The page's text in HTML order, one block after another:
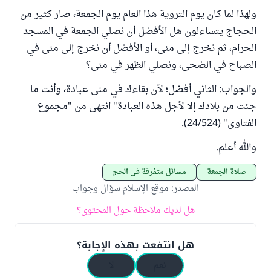
ولهذا لما كان يوم التروية هذا العام يوم الجمعة، صار كثير من
الحجاج يتساءلون هل الأفضل أن نصلي الجمعة في المسجد
الحرام، ثم نخرج إلى منى، أو الأفضل أن نخرج إلى منى في
الصباح في الضحى، ونصلي الظهر في منى؟
والجواب: الثاني أفضل؛ لأن بقاءك في منى عبادة، وأنت ما
جئت من بلادك إلا لأجل هذه العبادة" انتهى من "مجموع
الفتاوى" (24/524).
والله أعلم.
صلاة الجمعة مسائل متفرقة في الحج
المصدر: موقع الإسلام سؤال وجواب
هل لديك ملاحظة حول المحتوى؟
هل انتفعت بهذه الإجابة؟